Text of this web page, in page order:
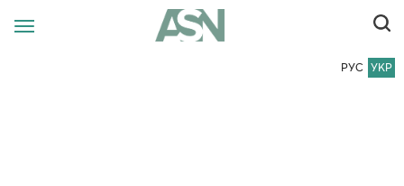
РУС УКР